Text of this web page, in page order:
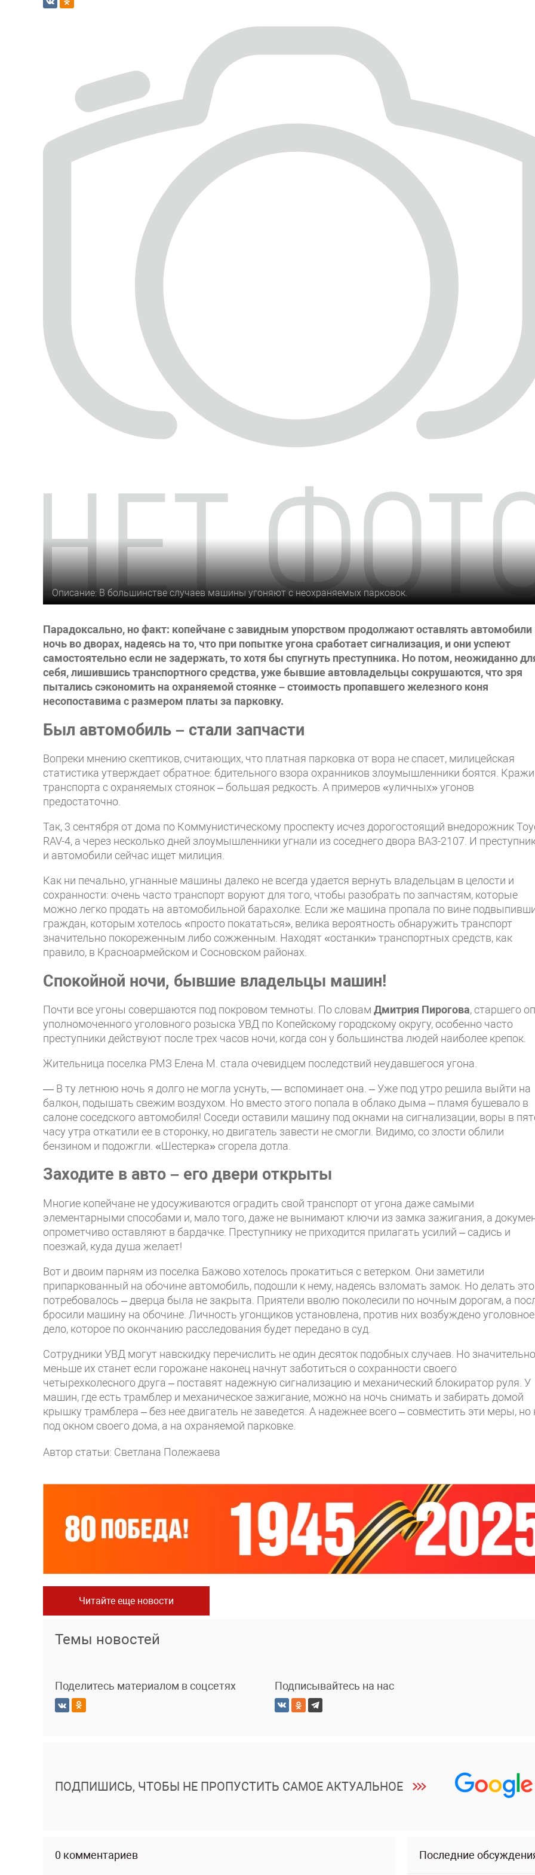
Описание: В большинстве случаев машины угоняют с неохраняемых парковок.
Парадоксально, но факт: копейчане с завидным упорством продолжают оставлять автомобили
ночь во дворах, надеясь на то, что при попытке угона сработает сигнализация, и они успеют
самостоятельно если не задержать, то хотя бы спугнуть преступника. Но потом, неожиданно
себя, лишившись транспортного средства, уже бывшие автовладельцы сокрушаются, что зря
пытались сэкономить на охраняемой стоянке – стоимость пропавшего железного коня
несопоставима с размером платы за парковку.
Был автомобиль – стали запчасти
Вопреки мнению скептиков, считающих, что платная парковка от вора не спасет, милицейская
статистика утверждает обратное: бдительного взора охранников злоумышленники боятся. Кражи
транспорта с охраняемых стоянок – большая редкость. А примеров «уличных» угонов
предостаточно.
Так, 3 сентября от дома по Коммунистическому проспекту исчез дорогостоящий внедорожник
RAV-4, а через несколько дней злоумышленники угнали из соседнего двора ВАЗ-2107. И
и автомобили сейчас ищет милиция.
Как ни печально, угнанные машины далеко не всегда удается вернуть владельцам в целости и
сохранности: очень часто транспорт воруют для того, чтобы разобрать по запчастям, которые
можно легко продать на автомобильной барахолке. Если же машина пропала по вине
граждан, которым хотелось «просто покататься», велика вероятность обнаружить транспорт
значительно покореженным либо сожженным. Находят «останки» транспортных средств, как
правило, в Красноармейском и Сосновском районах.
Спокойной ночи, бывшие владельцы машин!
Почти все угоны совершаются под покровом темноты. По словам Дмитрия Пирогова, старшего
уполномоченного уголовного розыска УВД по Копейскому городскому округу, особенно часто
преступники действуют после трех часов ночи, когда сон у большинства людей наиболее крепок.
Жительница поселка РМЗ Елена М. стала очевидцем последствий неудавшегося угона.
— В ту летнюю ночь я долго не могла уснуть, — вспоминает она. – Уже под утро решила выйти на
балкон, подышать свежим воздухом. Но вместо этого попала в облако дыма – пламя бушевало в
салоне соседского автомобиля! Соседи оставили машину под окнами на сигнализации, воры в
часу утра откатили ее в сторонку, но двигатель завести не смогли. Видимо, со злости облили
бензином и подожгли. «Шестерка» сгорела дотла.
Заходите в авто – его двери открыты
Многие копейчане не удосуживаются оградить свой транспорт от угона даже самыми
элементарными способами и, мало того, даже не вынимают ключи из замка зажигания, а
опрометчиво оставляют в бардачке. Преступнику не приходится прилагать усилий – садись и
поезжай, куда душа желает!
Вот и двоим парням из поселка Бажово хотелось прокатиться с ветерком. Они заметили
припаркованный на обочине автомобиль, подошли к нему, надеясь взломать замок. Но делать
потребовалось – дверца была не закрыта. Приятели вволю поколесили по ночным дорогам, а
бросили машину на обочине. Личность угонщиков установлена, против них возбуждено уголовное
дело, которое по окончанию расследования будет передано в суд.
Сотрудники УВД могут навскидку перечислить не один десяток подобных случаев. Но значительно
меньше их станет если горожане наконец начнут заботиться о сохранности своего
четырехколесного друга – поставят надежную сигнализацию и механический блокиратор руля. У
машин, где есть трамблер и механическое зажигание, можно на ночь снимать и забирать домой
крышку трамблера – без нее двигатель не заведется. А надежнее всего – совместить эти меры, но
под окном своего дома, а на охраняемой парковке.
Автор статьи: Светлана Полежаева
Читайте еще новости
Темы новостей
Поделитесь материалом в соцсетях Подписывайтесь на нас
ПОДПИШИСЬ, ЧТОБЫ НЕ ПРОПУСТИТЬ САМОЕ АКТУАЛЬНОЕ
0 комментариев Последние